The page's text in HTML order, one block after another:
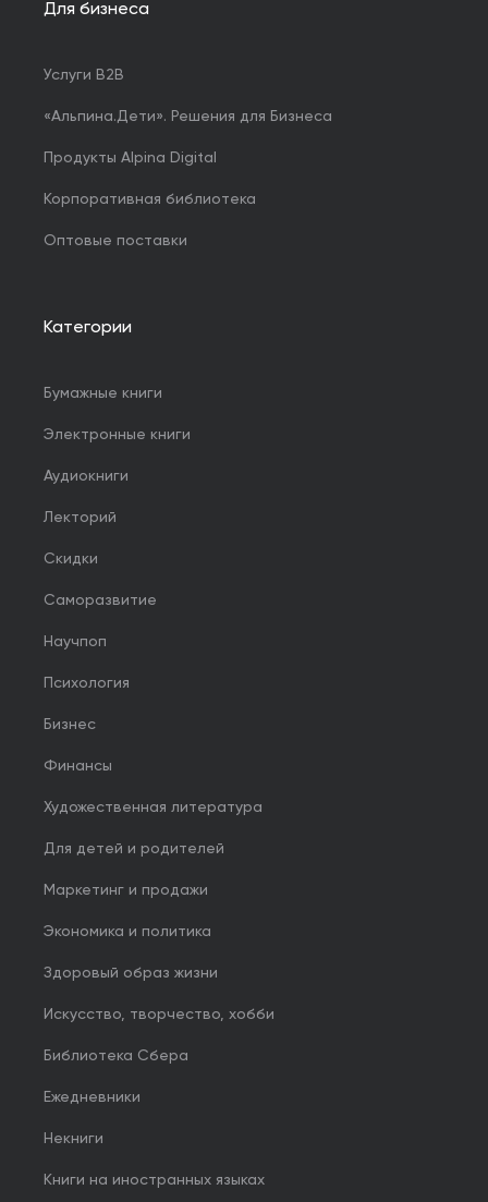
Для бизнеса
Услуги B2B
«Альпина.Дети». Решения для Бизнеса
Продукты Alpina Digital
Корпоративная библиотека
Оптовые поставки
Категории
Бумажные книги
Электронные книги
Аудиокниги
Лекторий
Скидки
Саморазвитие
Научпоп
Психология
Бизнес
Финансы
Художественная литература
Для детей и родителей
Маркетинг и продажи
Экономика и политика
Здоровый образ жизни
Искусство, творчество, хобби
Библиотека Сбера
Ежедневники
Некниги
Книги на иностранных языках